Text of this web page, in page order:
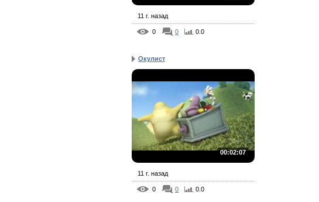
11 г. назад
0 0 0.0
Окулист
00:02:07
11 г. назад
0 0 0.0